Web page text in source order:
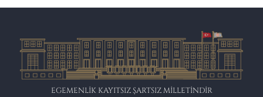
EGEMENLİK KAYITSIZ ŞARTSIZ MİLLETİNDİR